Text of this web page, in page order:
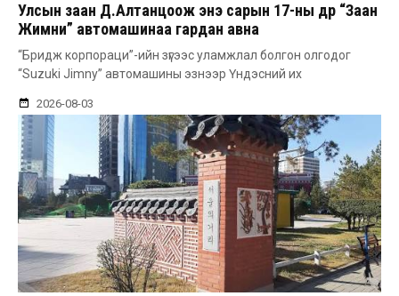
Улсын заан Д.Алтанцоож энэ сарын 17-ны өдөр “Заан
Жимни” автомашинаа гардан авна
“Бридж корпораци”-ийн зүгээс уламжлал болгон олгодог
“Suzuki Jimny” автомашины эзнээр Үндэсний их
2026-08-03